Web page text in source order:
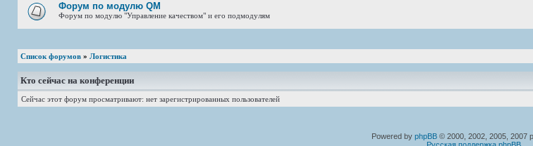
Форум по модулю QM
Форум по модулю "Управление качеством" и его подмодулям
Список форумов » Логистика
Кто сейчас на конференции
Сейчас этот форум просматривают: нет зарегистрированных пользователей
Powered by phpBB © 2000, 2002, 2005, 2007